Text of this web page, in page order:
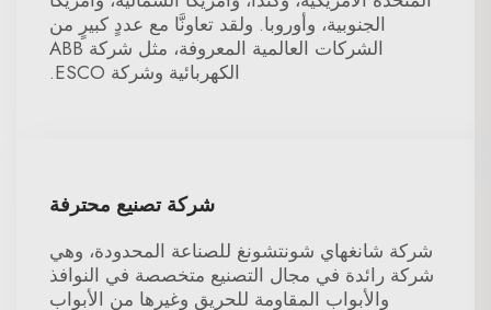
الجنوبية، وأوروبا. ولقد تعاونَّا مع عددٍ كبيرٍ من
الشركات العالمية المعروفة، مثل شركة ABB
الكهربائية وشركة ESCO.
شركة تصنيع محترفة
شركة شانغهاي شونتشونغ للصناعة المحدودة، وهي
شركة رائدة في مجال التصنيع متخصصة في النوافذ
والأبواب المقاومة للحريق وغيرها من الأبواب